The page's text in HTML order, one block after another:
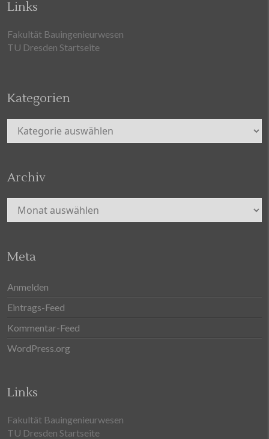
Links
Fakultät Bauingenieurwesen
TU Dresden Startseite
Kategorien
Kategorien
Archiv
Archiv
Meta
Anmelden
Eintrags-Feed
Kommentar-Feed
WordPress.org
Links
Fakultät Bauingenieurwesen
TU Dresden Startseite